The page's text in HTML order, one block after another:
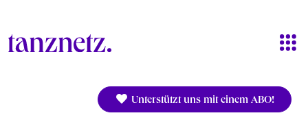
Unterstützt uns mit einem ABO!